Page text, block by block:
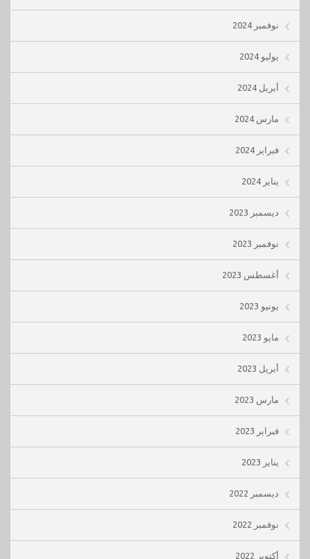
نوفمبر 2024
يوليو 2024
أبريل 2024
مارس 2024
فبراير 2024
يناير 2024
ديسمبر 2023
نوفمبر 2023
أغسطس 2023
يونيو 2023
مايو 2023
أبريل 2023
مارس 2023
فبراير 2023
يناير 2023
ديسمبر 2022
نوفمبر 2022
أكتوبر 2022